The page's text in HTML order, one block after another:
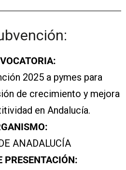
2025 a pymes para
de crecimiento y mejora
en Andalucía.
ANADALUCÍA
PRESENTACIÓN: